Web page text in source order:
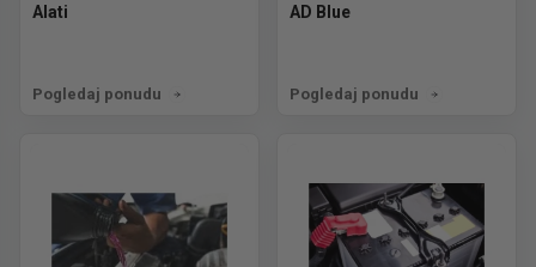
Alati
Pogledaj ponudu
AD Blue
Pogledaj ponudu